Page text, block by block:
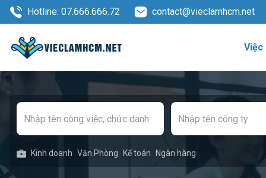
Hotline: 07.666.666.72 contact@vieclamhcm.net
Việc
Kinh doanh Văn Phòng Kế toán Ngân hàng